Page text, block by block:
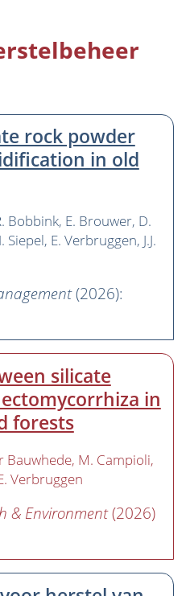
rock powder
in old
Bobbink E. Brouwer D.
Siepel E. Verbruggen J.J.
(2026):
silicate
in
forests
Bauwhede M. Campioli
Verbruggen
& Environment(2026)